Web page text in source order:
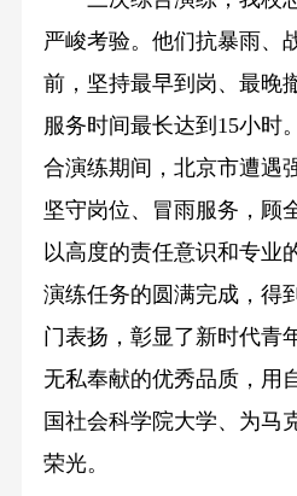
严峻考验。他们抗暴雨、
前，坚持最早到岗、最晚
服务时间最长达到15小时
合演练期间，北京市遭遇
坚守岗位、冒雨服务，顾
以高度的责任意识和专业
演练任务的圆满完成，得
门表扬，彰显了新时代青
无私奉献的优秀品质，用
国社会科学院大学、为马
荣光。